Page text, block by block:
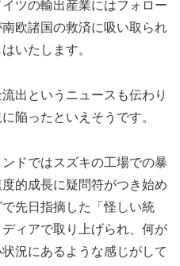
ツの輸出産業にはフォロー
欧諸国の救済に吸い取られ
いたします。
出というニュースも伝わり
陥ったといえそうです。
ドではスズキの工場での暴
的成長に疑問符がつき始め
先日指摘した「怪しい統
ィアで取り上げられ、何が
況にあるような感じがして